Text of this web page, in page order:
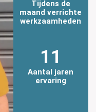
Tijdens de
maand verrichte
werkzaamheden
11
Aantal jaren
ervaring